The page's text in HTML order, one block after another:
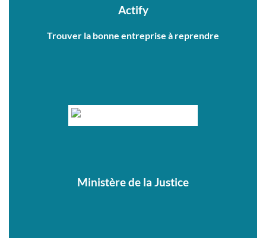
Actify
Trouver la bonne entreprise à reprendre
Ministère de la Justice